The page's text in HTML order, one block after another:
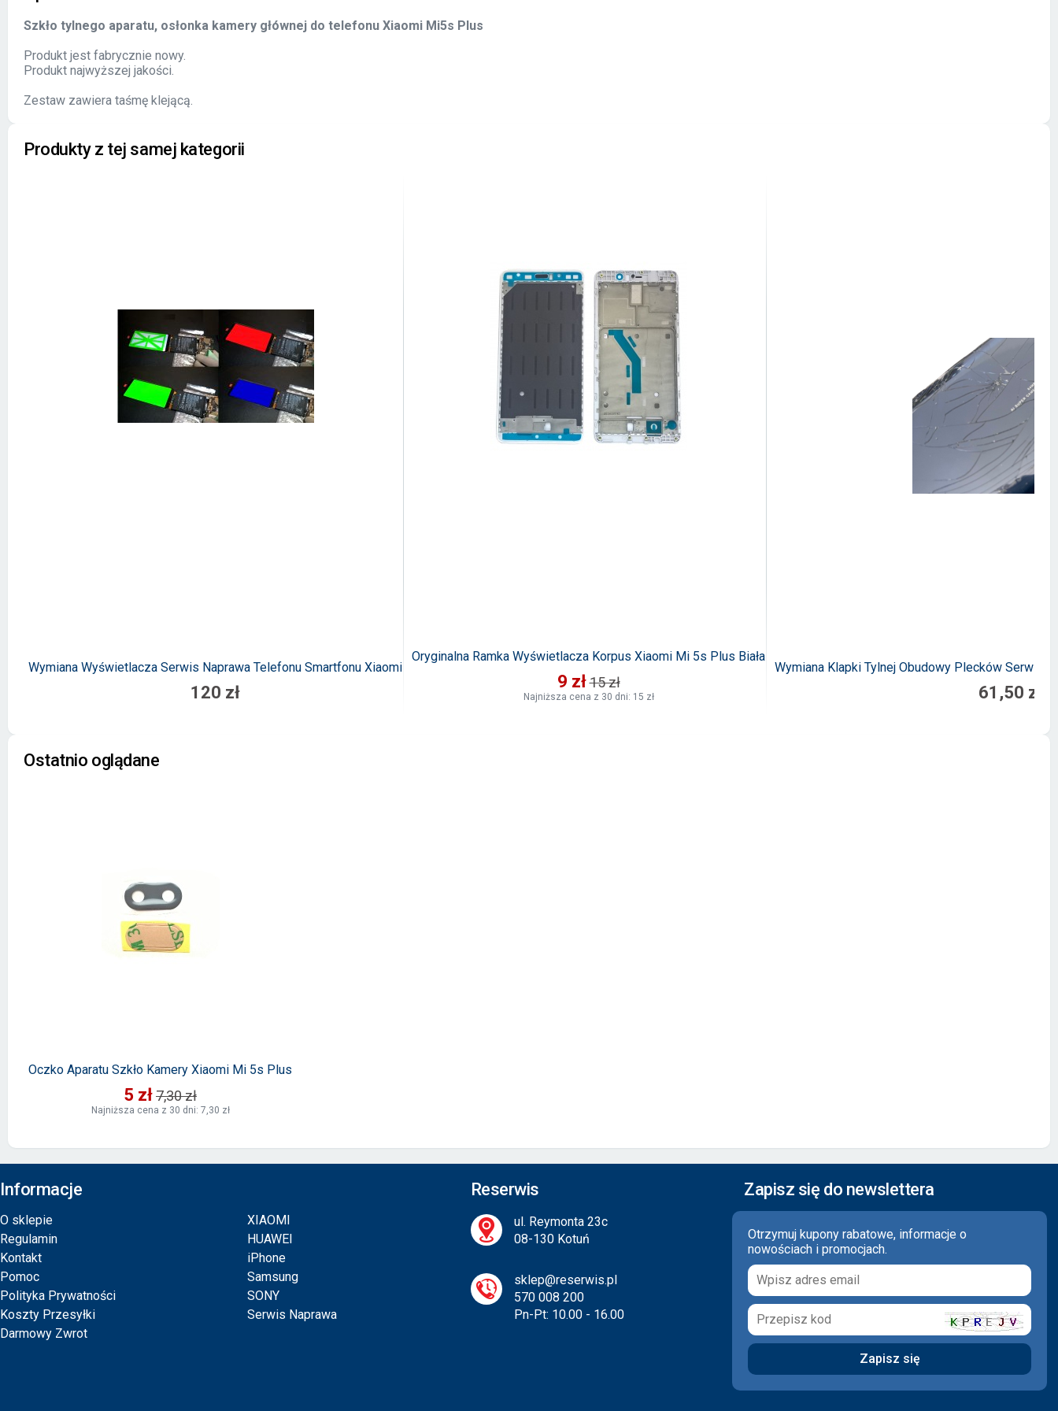
Szkło tylnego aparatu, osłonka kamery głównej do telefonu Xiaomi Mi5s Plus
Produkt jest fabrycznie nowy.
Produkt najwyższej jakości.
Zestaw zawiera taśmę klejącą.
Produkty z tej samej kategorii
Wymiana Wyświetlacza Serwis Naprawa Telefonu Smartfonu Xiaomi
120 zł
Oryginalna Ramka Wyświetlacza Korpus Xiaomi Mi 5s Plus Biała
9 zł15 zł
Najniższa cena z 30 dni: 15 zł
Wymiana Klapki Tylnej Obudowy Plecków Serwis
61,50 zł
Ostatnio oglądane
Oczko Aparatu Szkło Kamery Xiaomi Mi 5s Plus
5 zł7,30 zł
Najniższa cena z 30 dni: 7,30 zł
Informacje
O sklepie
Regulamin
Kontakt
Pomoc
Polityka Prywatności
Koszty Przesyłki
Darmowy Zwrot
XIAOMI
HUAWEI
iPhone
Samsung
SONY
Serwis Naprawa
Reserwis
ul. Reymonta 23c
08-130 Kotuń
sklep@reserwis.pl
570 008 200
Pn-Pt: 10.00 - 16.00
Zapisz się do newslettera
Otrzymuj kupony rabatowe, informacje o
nowościach i promocjach.